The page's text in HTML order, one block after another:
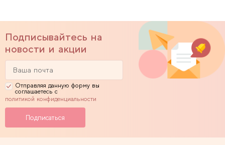
Подписывайтесь на
новости и акции
Отправляя данную форму вы
соглашаетесь с
политикой конфиденциальности